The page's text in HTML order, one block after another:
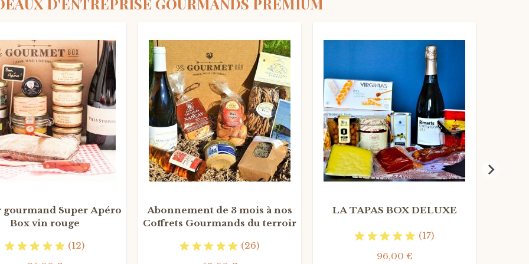
gourmand Super Apéro
Box vin rouge
(12)
ABONNEMENT
Abonnement de 3 mois à nos
Coffrets Gourmands du terroir
(26)
TAPAS
LA TAPAS BOX DELUXE
(17)
96,00 €